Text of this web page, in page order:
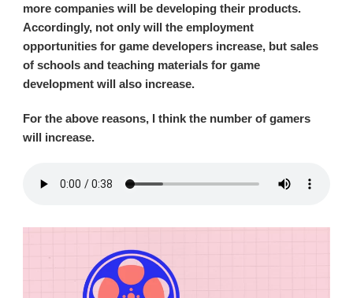
more companies will be developing their products.
Accordingly, not only will the employment
opportunities for game developers increase, but sales
of schools and teaching materials for game
development will also increase.
For the above reasons, I think the number of gamers
will increase.